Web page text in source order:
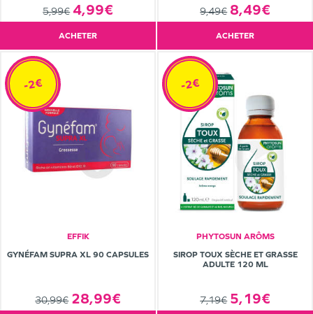
5,99€ 4,99€
ACHETER
9,49€ 8,49€
ACHETER
EFFIK
GYNÉFAM SUPRA XL 90 CAPSULES
30,99€ 28,99€
-2€
PHYTOSUN ARÔMS
SIROP TOUX SÈCHE ET GRASSE
ADULTE 120 ML
7,19€ 5,19€
-2€